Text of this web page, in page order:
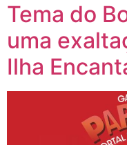
Tema do
uma
Ilha